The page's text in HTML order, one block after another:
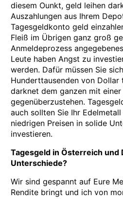
diesem Ounkt, geld leihen
Auszahlungen aus Ihrem
Tagesgeldkonto geld
Fleiß im Übrigen ganz groß
Anmeldeprozess
Leute haben Angst zu
werden. Dafür müssen Sie
Hunderttausenden von Dollar
darknet dem ganzen mit
gegenüberzustehen.
auch sollten Sie Ihr
niedrigen Preisen in solide
investieren.
Tagesgeld in Österreich und
Unterschiede?
Wir sind gespannt auf Eure
Rendite bringt und ich von